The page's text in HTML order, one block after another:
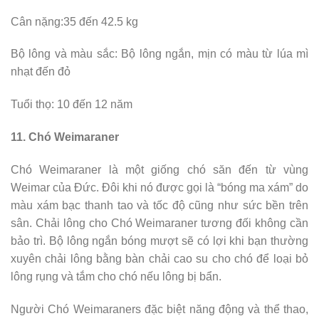
Cân nặng:35 đến 42.5 kg
Bộ lông và màu sắc: Bộ lông ngắn, mịn có màu từ lúa mì
nhạt đến đỏ
Tuổi thọ: 10 đến 12 năm
11. Chó Weimaraner
Chó Weimaraner là một giống chó săn đến từ vùng
Weimar của Đức. Đôi khi nó được gọi là “bóng ma xám” do
màu xám bạc thanh tao và tốc độ cũng như sức bền trên
sân. Chải lông cho Chó Weimaraner tương đối không cần
bảo trì. Bộ lông ngắn bóng mượt sẽ có lợi khi bạn thường
xuyên chải lông bằng bàn chải cao su cho chó để loại bỏ
lông rụng và tắm cho chó nếu lông bị bẩn.
Người Chó Weimaraners đặc biệt năng động và thể thao,